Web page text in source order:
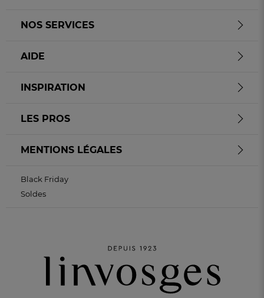
NOS SERVICES
AIDE
INSPIRATION
LES PROS
MENTIONS LÉGALES
Black Friday
Soldes